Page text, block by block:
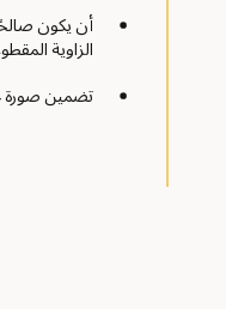
أن يكون
الزاوية
تضمين صورة